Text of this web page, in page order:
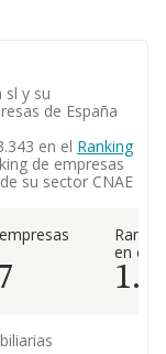
sl y su
de España
en el Ranking
de empresas
su sector CNAE
en el